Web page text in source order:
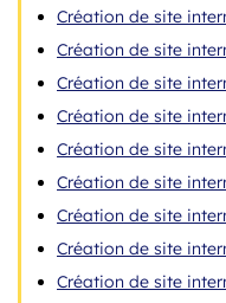
Création de site
Création de site
Création de site
Création de site
Création de site
Création de site
Création de site
Création de site
Création de site